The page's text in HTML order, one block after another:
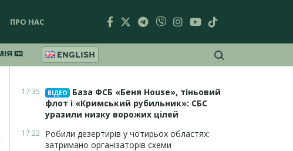
ПРО НАС
ENGLISH
17:35 ВІДЕО
База ФСБ «Беня House», тіньовий
флот і «Кримський рубильник»: СБС
уразили низку ворожих цілей
17:22 Робили дезертирів у чотирьох областях:
затримано організаторів схеми